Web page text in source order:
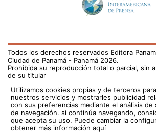
Todos los derechos reservados Editora
Ciudad de Panamá - Panamá 2026.
Prohibida su reproducción total o parcial, sin
de su titular
Utilizamos cookies propias y de terceros
nuestros servicios y mostrarles publicidad
con sus preferencias mediante el análisis de
de navegación. si continúa navegando,
que acepta su uso. Puede cambiar la
obtener más información aquí